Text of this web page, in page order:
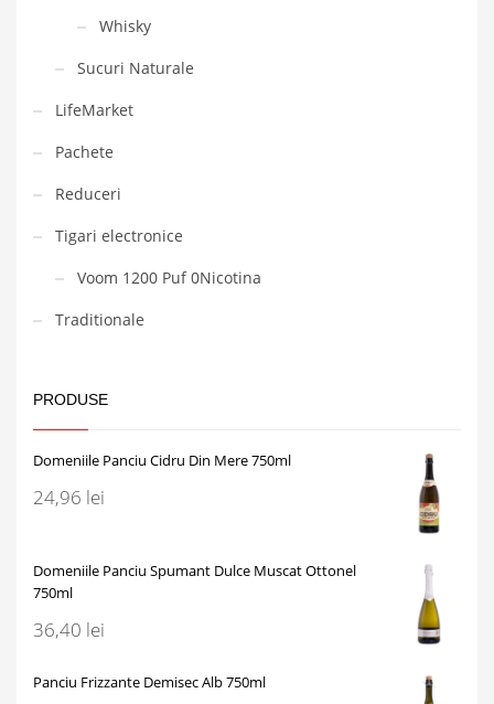
Whisky
Sucuri Naturale
LifeMarket
Pachete
Reduceri
Tigari electronice
Voom 1200 Puf 0Nicotina
Traditionale
PRODUSE
Domeniile Panciu Cidru Din Mere 750ml
24,96 lei
Domeniile Panciu Spumant Dulce Muscat Ottonel
750ml
36,40 lei
Panciu Frizzante Demisec Alb 750ml